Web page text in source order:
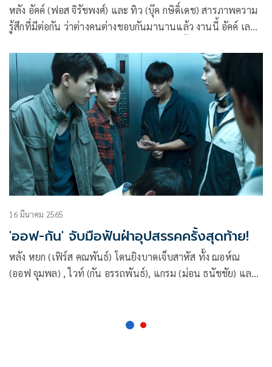
หลัง อัคค์ (ฟอส จิรัชพงศ์) และ ทิว (บุ๊ค กษิดิ์เดช) สารภาพความ
รู้สึกที่มีต่อกัน ว่าต่างคนต่างชอบกันมานานแล้ว งานนี้ อัคค์ เลย
เกี่ยวกับวันที่เก็บของในห้องนิทรรศการว่าไม่ได้ฝันไป ทำเอาทิว
ถึงกับยิ้มเขิน
16 มีนาคม 2565
'ออฟ-กัน' จับมือฟันฝ่าอุปสรรคครั้งสุดท้าย!
หลัง หยก (เฟิร์ส คณพันธ์) โดนยิงบาดเจ็บสาหัส ทั้ง ฌอห์ณ
(ออฟ จุมพล) , ไวท์ (กัน อรรถพันธ์), แกรม (ม่อน ธนัชชัย) และ
ร่วมแก๊งด้วย ตามมาจับกุมทุกคนไปที่สถานีตำรวจซะอย่างนั้น